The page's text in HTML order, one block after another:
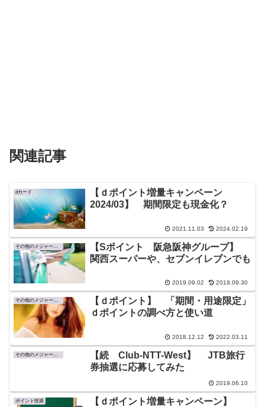
関連記事
dカード
【ｄポイント増量キャンペーン
2024/03】 期間限定も現金化？
2021.11.03 2024.02.19
【Sポイント 阪急阪神グループ】
関西スーパーや、セブンイレブンでも
2019.09.02 2019.09.30
その他のメジャーなポイント
【ｄポイント】 「期間・用途限定」
ｄポイントの調べ方と使い道
2018.12.12 2022.03.11
その他のメジャーなポイント
【続 Club-NTT-West】 JTB旅行
券抽選に応募してみた
2019.06.10
ポイント投資
【ｄポイント増量キャンペーン】